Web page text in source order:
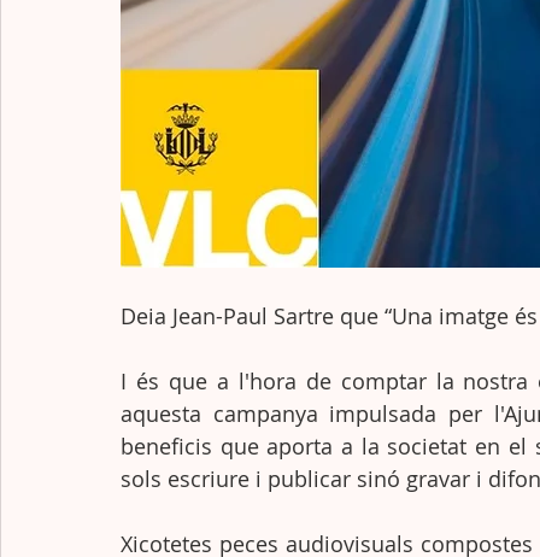
Deia Jean-Paul Sartre que “Una imatge
I és que a l'hora de comptar la nostra
aquesta campanya impulsada per
beneficis que aporta a la societat en
sols escriure i publicar sinó gravar i
Xicotetes peces audiovisuals